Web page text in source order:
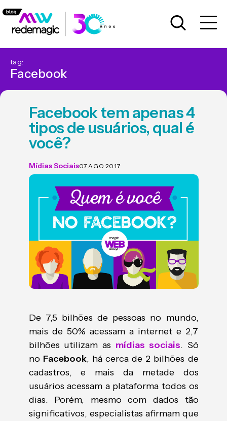
tag:
Facebook
Facebook tem apenas 4
tipos de usuários, qual é
você?
Mídias Sociais07 AGO 2017
De 7,5 bilhões de pessoas no mundo,
mais de 50% acessam a internet e 2,7
bilhões utilizam as mídias sociais. Só
no Facebook, há cerca de 2 bilhões de
cadastros, e mais da metade dos
usuários acessam a plataforma todos os
dias. Porém, mesmo com dados tão
significativos, especialistas afirmam que